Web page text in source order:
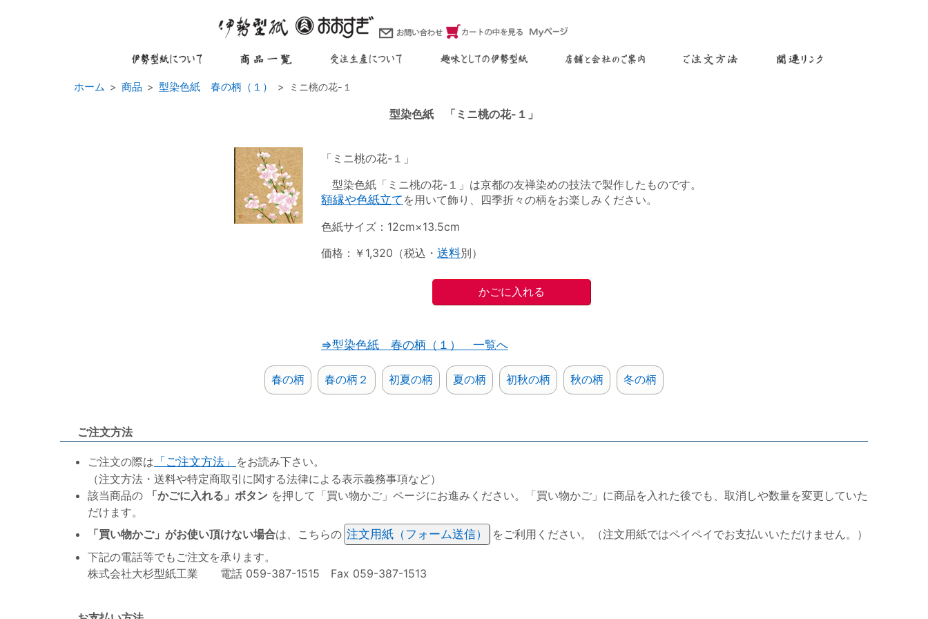
ホーム 商品 型染色紙 春の柄（１） ミニ桃の花-１
型染色紙 「ミニ桃の花-１」
「ミニ桃の花-１」
型染色紙「ミニ桃の花-１」は京都の友禅染めの技法で製作したものです。
額縁や色紙立て を用いて飾り、四季折々の柄をお楽しみください。
色紙サイズ：12cm×13.5cm
価格：￥1,320（税込・ 送料別）
⇒型染色紙 春の柄（１） 一覧へ
春の柄 春の柄２ 初夏の柄 夏の柄 初秋の柄 秋の柄 冬の柄
ご注文方法
ご注文の際は 「ご注文方法」 をお読み下さい。
（注文方法・送料や特定商取引に関する法律による表示義務事項など）
該当商品の
「かごに入れる」ボタン を押して「買い物かご」ページにお進みください。「買い物かご」に商品を入れた後でも、取消しや数量を変更していた
だけます。
「買い物かご」がお使い頂けない場合は、こちらの 注文用紙（フォーム送信）
をご利用ください。（注文用紙ではペイペイでお支払いいただけません。）
下記の電話等でもご注文を承ります。
株式会社大杉型紙工業 電話 059-387-1515 Fax 059-387-1513